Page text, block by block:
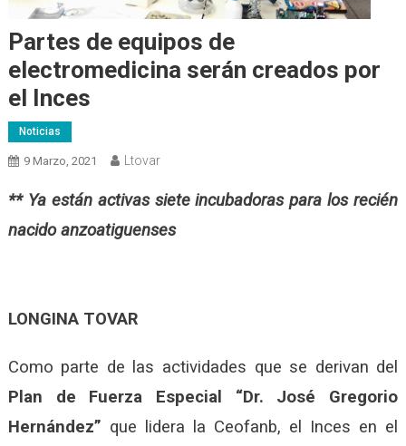
Partes de equipos de
electromedicina serán creados por
el Inces
Noticias
9 Marzo, 2021 Ltovar
** Ya están activas siete incubadoras para los recién
nacido anzoatiguenses
LONGINA TOVAR
Como parte de las actividades que se derivan del
Plan de Fuerza Especial “Dr. José Gregorio
Hernández” que lidera la Ceofanb, el Inces en el